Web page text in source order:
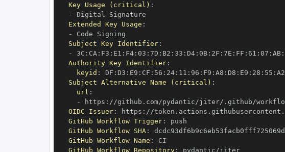
Key Usage (critical) :
-
Extended Key Usage :
-
Subject Key Identifier:
-
3C : CA : F3 : E1 : F4: 03 : 7D : B2 : 33 : D4: 0B: 2F : 7E : FF : 61 : 07 : AB:
Authority Key Identifier:
keyid : DF : D3 : E9 : CF : 56 : 24: 11 : 96 : F9 : A8 : D8 : E9 : 28 : 55 : A2
Subject Alternative Name (critical) :
url :
-
https :
OIDC Issuer: https :
GitHub Workflow Trigger:
GitHub Workflow SHA:
GitHub Workflow Name :
GitHub Workflow Repository:
pydantic/jiter